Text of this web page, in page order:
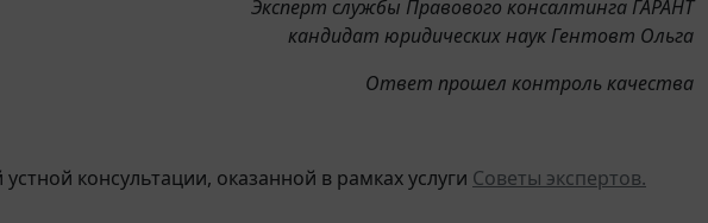
Эксперт службы Правового консалтинга ГАРАНТ
кандидат юридических наук Гентовт Ольга
Ответ прошел контроль качества
консультации, оказанной в рамках услуги Советы экспертов.